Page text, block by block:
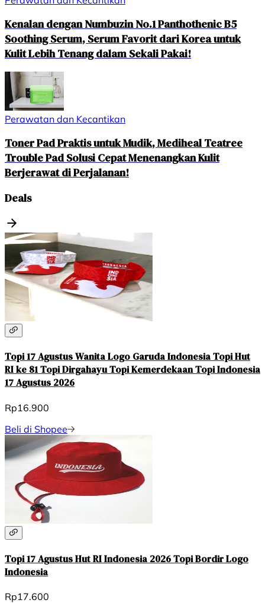
Kenalan dengan Numbuzin No.1 Panthothenic B5
Soothing Serum, Serum Favorit dari Korea untuk
Kulit Lebih Tenang dalam Sekali Pakai!
Perawatan dan Kecantikan
Toner Pad Praktis untuk Mudik, Mediheal Teatree
Trouble Pad Solusi Cepat Menenangkan Kulit
Berjerawat di Perjalanan!
Deals
Topi 17 Agustus Wanita Logo Garuda Indonesia Topi Hut
RI ke 81 Topi Dirgahayu Topi Kemerdekaan Topi Indonesia
17 Agustus 2026
Rp16.900
Beli di Shopee
Topi 17 Agustus Hut RI Indonesia 2026 Topi Bordir Logo
Indonesia
Rp17.600